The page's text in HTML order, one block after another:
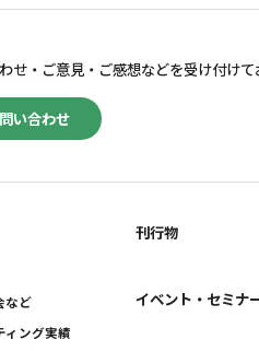
い合わせ
せ・ ご意見・ご感想などを受け付けて
など
ィング実績
刊行物
イベント・セミナ